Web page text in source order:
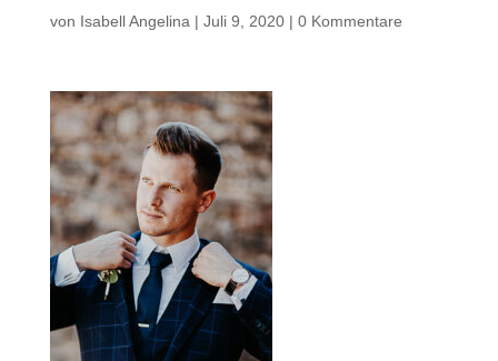
von Isabell Angelina | Juli 9, 2020| 0 Kommentare